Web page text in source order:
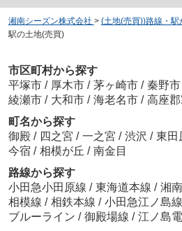
湘南シーズン株式会社 > (土地(売買))路線・駅
駅の土地(売買)
市区町村から探す
平塚市 / 厚木市 / 茅ヶ崎市 / 秦野市
綾瀬市 / 大和市 / 海老名市 / 高座
町名から探す
御殿 / 四之宮 / 一之宮 / 渋沢 / 東田
今宿 / 相模が丘 / 南金目
路線から探す
小田急小田原線 / 東海道本線 / 湘
相模線 / 相鉄本線 / 小田急江ノ島線
ブルーライン / 御殿場線 / 江ノ島